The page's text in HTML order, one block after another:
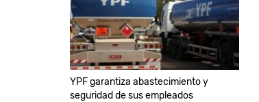
YPF garantiza abastecimiento y
seguridad de sus empleados